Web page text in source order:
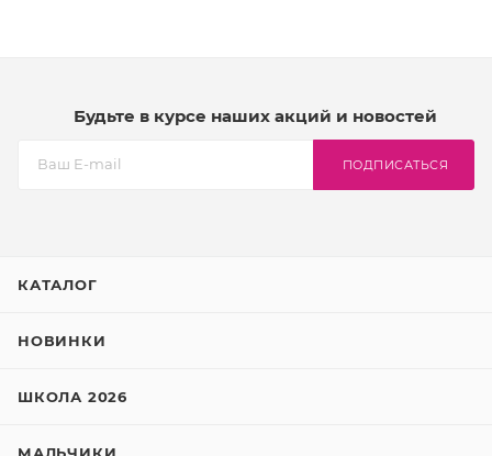
Будьте в курсе наших акций и новостей
ПОДПИСАТЬСЯ
КАТАЛОГ
НОВИНКИ
ШКОЛА 2026